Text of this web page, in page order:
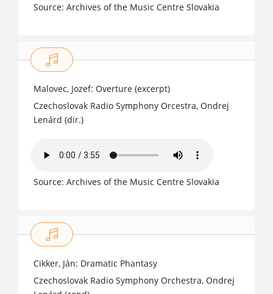
Source: Archives of the Music Centre Slovakia
Malovec, Jozef: Overture (excerpt)
Czechoslovak Radio Symphony Orcestra, Ondrej
Lenárd (dir.)
Source: Archives of the Music Centre Slovakia
Cikker, Ján: Dramatic Phantasy
Czechoslovak Radio Symphony Orchestra, Ondrej